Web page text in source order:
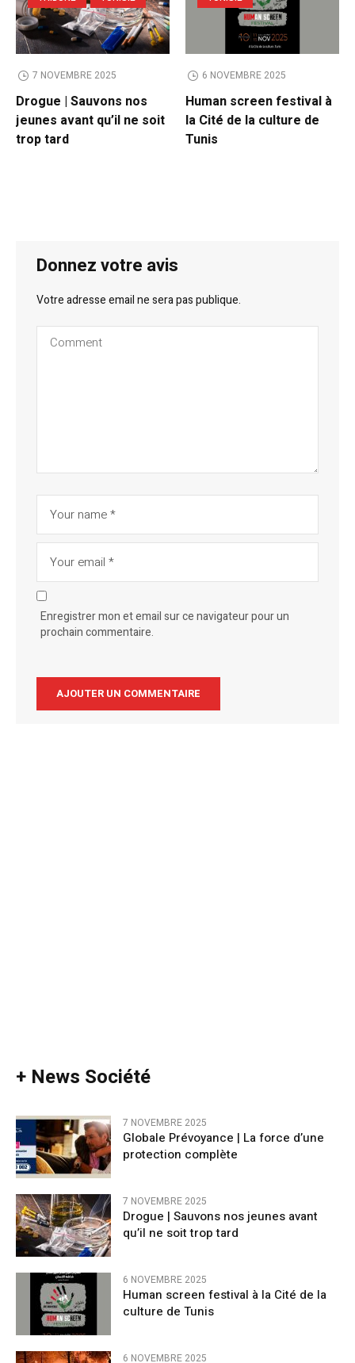
7 NOVEMBRE 2025
Drogue | Sauvons nos
jeunes avant qu’il ne soit
trop tard
6 NOVEMBRE 2025
Human screen festival à
la Cité de la culture de
Tunis
Donnez votre avis
Votre adresse email ne sera pas publique.
Enregistrer mon et email sur ce navigateur pour un
prochain commentaire.
+ News Société
7 NOVEMBRE 2025
Globale Prévoyance | La force d’une
protection complète
7 NOVEMBRE 2025
Drogue | Sauvons nos jeunes avant
qu’il ne soit trop tard
6 NOVEMBRE 2025
Human screen festival à la Cité de la
culture de Tunis
6 NOVEMBRE 2025